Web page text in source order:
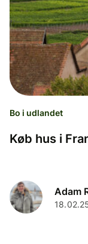
Bo i udlandet
Køb hus i
Adam